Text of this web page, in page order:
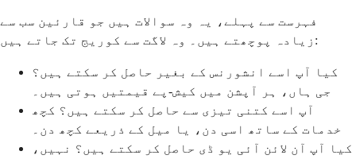
فہرست سے پہلے، یہ وہ سوالات ہیں جو قارئین سب سے
زیادہ پوچھتے ہیں۔ وہ لاگت سے کوریج تک جاتے ہیں:
کیا آپ اسے انشورنس کے بغیر حاصل کر سکتے ہیں؟
جی ہاں، ہر آپشن میں کیش-پے قیمتیں ہوتی ہیں۔
آپ اسے کتنی تیزی سے حاصل کر سکتے ہیں؟ کچھ
خدمات کے ساتھ اسی دن، یا میل کے ذریعے کچھ دن۔
کیا آپ آن لائن آئی یو ڈی حاصل کر سکتے ہیں؟ نہیں،